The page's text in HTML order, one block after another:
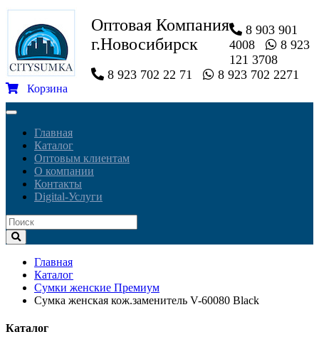
Оптовая Компания
г.Новосибирск
8 903 901
4008
8 923
121 3708
8 923 702 22 71
8 923 702 2271
Корзина
Toggle
navigationГлавная
Каталог
Оптовым клиентам
О компании
Контакты
Digital-Услуги
Главная
Каталог
Сумки женские Премиум
Сумка женская кож.заменитель V-60080 Black
Каталог